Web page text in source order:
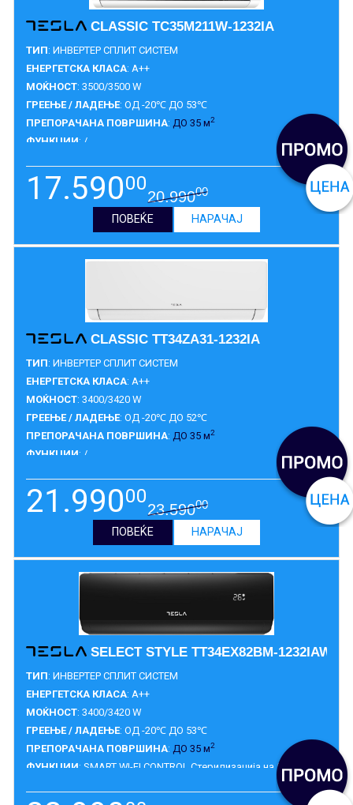
CLASSIC TC35M211W-1232IA
ТИП: ИНВЕРТЕР СПЛИТ СИСТЕМ
ЕНЕРГЕТСКА КЛАСА: A++
МОЌНОСТ: 3500/3500 W
ГРЕЕЊЕ / ЛАДЕЊЕ: ОД -20℃ ДО 53℃
ПРЕПОРАЧАНА ПОВРШИНА: ДО 35 м2
ФУНКЦИИ: /
17.59000
20.99000
ПОВЕЌЕ НАРАЧАЈ
CLASSIC TT34ZA31-1232IA
ТИП: ИНВЕРТЕР СПЛИТ СИСТЕМ
ЕНЕРГЕТСКА КЛАСА: A++
МОЌНОСТ: 3400/3420 W
ГРЕЕЊЕ / ЛАДЕЊЕ: ОД -20℃ ДО 52℃
ПРЕПОРАЧАНА ПОВРШИНА: ДО 35 м2
ФУНКЦИИ: /
21.99000
23.59000
ПОВЕЌЕ НАРАЧАЈ
SELECT STYLE TT34EX82BM-1232IAW
ТИП: ИНВЕРТЕР СПЛИТ СИСТЕМ
ЕНЕРГЕТСКА КЛАСА: A++
МОЌНОСТ: 3400/3420 W
ГРЕЕЊЕ / ЛАДЕЊЕ: ОД -20℃ ДО 53℃
ПРЕПОРАЧАНА ПОВРШИНА: ДО 35 м2
ФУНКЦИИ: SMART WI-FI CONTROL Стерилизација на 56°C